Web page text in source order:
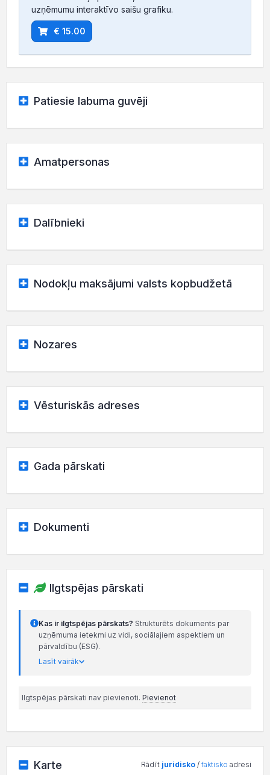
uzņēmumu interaktīvo saišu grafiku.
€ 15.00
Patiesie labuma guvēji
Amatpersonas
Dalībnieki
Nodokļu maksājumi valsts kopbudžetā
Nozares
Vēsturiskās adreses
Gada pārskati
Dokumenti
Ilgtspējas pārskati
Kas ir ilgtspējas pārskats? Strukturēts dokuments par
uzņēmuma ietekmi uz vidi, sociālajiem aspektiem un
pārvaldību (ESG).
Lasīt vairāk
Ilgtspējas pārskati nav pievienoti. Pievienot
Karte Rādīt juridisko /faktisko adresi